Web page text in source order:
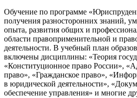
Обучение по программе
получения разносторонних знаний,
опыта, развития общих и
области правоприменительной и
деятельности. В учебный план
включены дисциплины: «Теория
«Конституционное право России»,
право», «Гражданское право»,
в юридической деятельности»,
обеспечение управления» и многие